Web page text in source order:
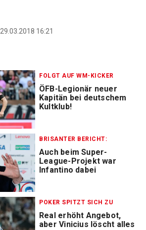
29.03.2018 16:21
FOLGT AUF WM-KICKER
ÖFB-Legionär neuer
Kapitän bei deutschem
Kultklub!
BRISANTER BERICHT:
Auch beim Super-
League-Projekt war
Infantino dabei
POKER SPITZT SICH ZU
Real erhöht Angebot,
aber Vinicius löscht alles